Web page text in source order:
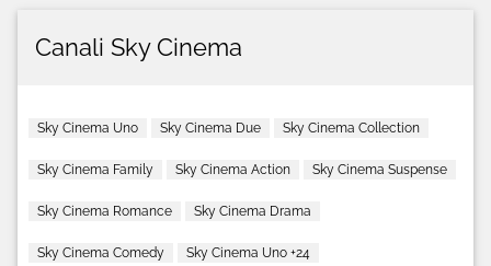
Canali Sky Cinema
Sky Cinema Uno Sky Cinema Due Sky Cinema Collection
Sky Cinema Family Sky Cinema Action Sky Cinema Suspense
Sky Cinema Romance Sky Cinema Drama
Sky Cinema Comedy Sky Cinema Uno +24